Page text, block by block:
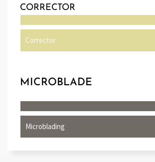
CORRECTOR
Corrector
MICROBLADE
Microblading